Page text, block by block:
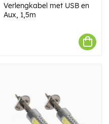
Verlengkabel met USB en
Aux, 1,5m